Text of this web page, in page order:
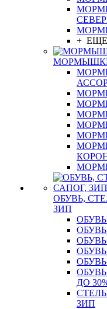
+ ЕЩЕ
ОБУВЬ,
ЗИП
ОБУВЬ
ОБУВЬ
ДО
ЗИП